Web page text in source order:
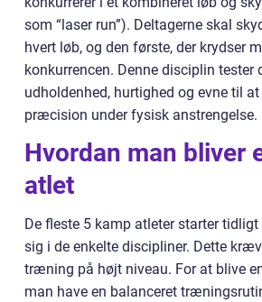
som “laser run”). Deltagerne skal
hvert løb, og den første, der krydser
konkurrencen. Denne disciplin tester
udholdenhed, hurtighed og evne til
præcision under fysisk anstrengelse.
Hvordan man bliver
atlet
De fleste 5 kamp atleter starter
sig i de enkelte discipliner. Dette
træning på højt niveau. For at blive
man have en balanceret